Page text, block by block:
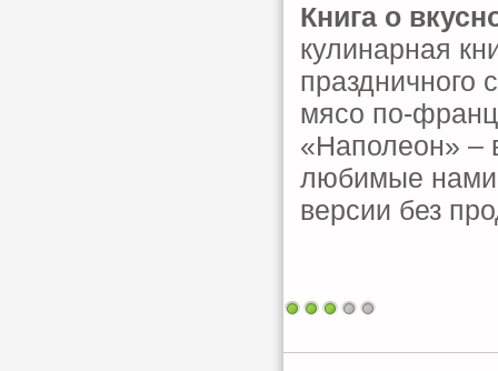
Книга о
кулинарная
праздничного
мясо по-
«Наполеон» –
любимые нами
версии без